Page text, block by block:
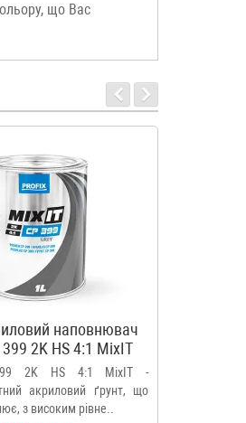
що Вас
наповнювач
2K HS 4:1 MixIT
2K HS 4:1 MixIT -
акриловий ґрунт, що
з високим рівне..